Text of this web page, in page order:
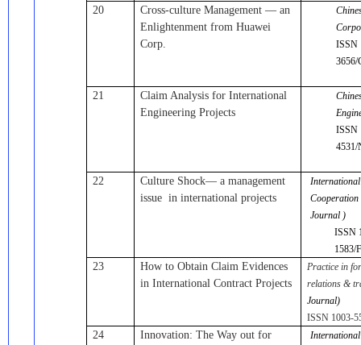
20
Cross-culture Management — an
Enlightenment from Huawei
Corp.
ISSN
3656/
21
Claim Analysis for International
Engineering Projects
ISSN
4531/
22
Culture Shock— a management
issue in international projects
Journal )
ISSN
1583/F
23
How to Obtain Claim Evidences
in International Contract Projects
Practice in
relations &
Journal)
ISSN 1003-
24
Innovation: The Way out for